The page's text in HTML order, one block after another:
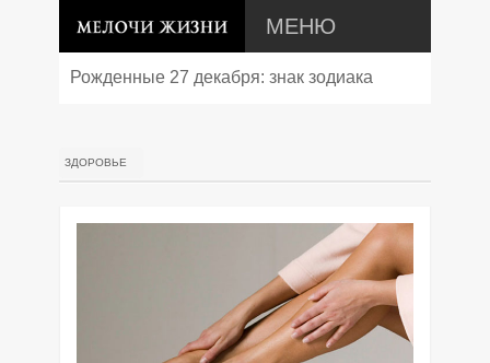
МЕНЮ
Рожденные 27 декабря: знак зодиака
ЗДОРОВЬЕ